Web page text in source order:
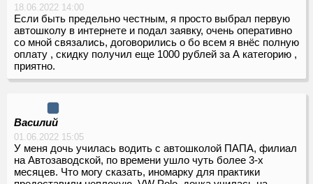
18.06.2022 14:00
Если быть предельно честным, я просто выбрал первую
автошколу в интернете и подал заявку, очень оперативно
со мной связались, договорились о бо всем я внёс полную
оплату , скидку получил еще 1000 рублей за А категорию ,
приятно.
Василий
01.06.2022 15:05
У меня дочь училась водить с автошколой ПАПА, филиал
на Автозаводской, по времени ушло чуть более 3-х
месяцев. Что могу сказать, иномарку для практики